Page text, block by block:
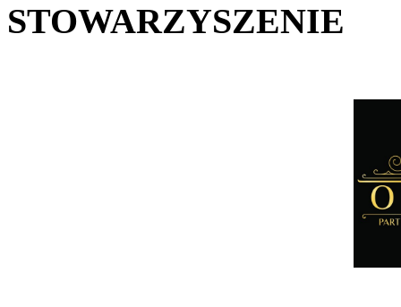
STOWARZYSZENIE